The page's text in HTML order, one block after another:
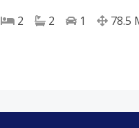
2
2 1 78.5